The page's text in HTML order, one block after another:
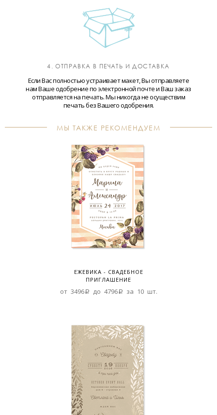
4. ОТПРАВКА В ПЕЧАТЬ И ДОСТАВКА
Если Вас полностью устраивает макет, Вы отправляете
нам Ваше одобрение по электронной почте и Ваш заказ
отправляется на печать. Мы никогда не осуществим
печать без Вашего одобрения.
МЫ ТАКЖЕ РЕКОМЕНДУЕМ
ЕЖЕВИКА - СВАДЕБНОЕ
ПРИГЛАШЕНИЕ
от 3496a до 4796a за 10 шт.